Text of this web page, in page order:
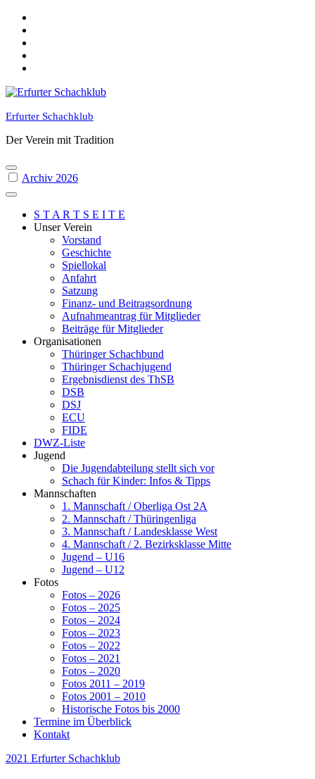
Skip
content
Erfurter Schachklub
Der Verein mit Tradition
Archiv 2026
S T A R T S E I T E
Unser Verein
Vorstand
Geschichte
Spiellokal
Anfahrt
Satzung
Finanz- und Beitragsordnung
Aufnahmeantrag für Mitglieder
Beiträge für Mitglieder
Organisationen
Thüringer Schachbund
Thüringer Schachjugend
Ergebnisdienst des ThSB
DSB
DSJ
ECU
FIDE
DWZ-Liste
Jugend
Die Jugendabteilung stellt sich vor
Schach für Kinder: Infos & Tipps
Mannschaften
1. Mannschaft / Oberliga Ost 2A
2. Mannschaft / Thüringenliga
3. Mannschaft / Landesklasse West
4. Mannschaft / 2. Bezirksklasse Mitte
Jugend – U16
Jugend – U12
Fotos
Fotos – 2026
Fotos – 2025
Fotos – 2024
Fotos – 2023
Fotos – 2022
Fotos – 2021
Fotos – 2020
Fotos 2011 – 2019
Fotos 2001 – 2010
Historische Fotos bis 2000
Termine im Überblick
Kontakt
2021 Erfurter Schachklub